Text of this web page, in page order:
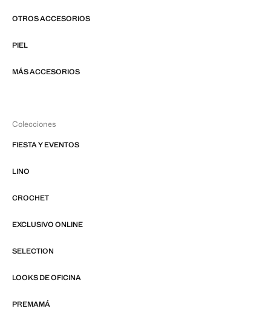
OTROS ACCESORIOS
PIEL
MÁS ACCESORIOS
Colecciones
FIESTA Y EVENTOS
LINO
CROCHET
EXCLUSIVO ONLINE
SELECTION
LOOKS DE OFICINA
PREMAMÁ